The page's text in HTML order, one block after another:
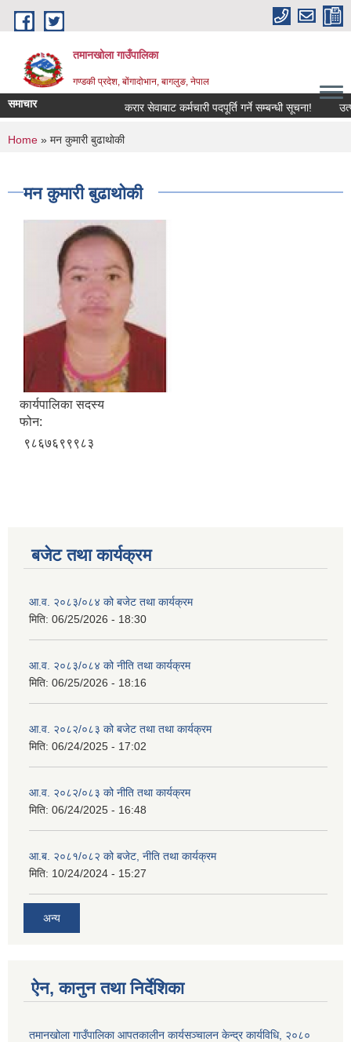
Skip to main content
तमानखोला गाउँपालिका
गण्डकी प्रदेश, बोंगादोभान, बागलुङ, नेपाल
समाचार करार सेवाबाट कर्मचारी पदपूर्ति गर्ने सम्बन्धी सूचना!
You are here
Home » मन कुमारी बुढाथाेकी
मन कुमारी बुढाथाेकी
कार्यपालिका सदस्य
फोन:
९८६७६९९९८३
बजेट तथा कार्यक्रम
आ.व. २०८३/०८४ को बजेट तथा कार्यक्रम
मिति: 06/25/2026 - 18:30
आ.व. २०८३/०८४ को नीति तथा कार्यक्रम
मिति: 06/25/2026 - 18:16
आ.व. २०८२/०८३ को बजेट तथा तथा कार्यक्रम
मिति: 06/24/2025 - 17:02
आ.व. २०८२/०८३ को नीति तथा कार्यक्रम
मिति: 06/24/2025 - 16:48
आ.ब. २०८१/०८२ को बजेट, नीति तथा कार्यक्रम
मिति: 10/24/2024 - 15:27
अन्य
ऐन, कानुन तथा निर्देशिका
तमानखोला गाउँपालिका आपतकालीन कार्यसञ्चालन केन्द्र कार्यविधि, २०८०